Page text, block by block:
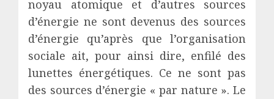
noyau atomique et d’autres sources
d’énergie ne sont devenus des sources
d’énergie qu’après que l’organisation
sociale ait, pour ainsi dire, enfilé des
lunettes énergétiques. Ce ne sont pas
des sources d’énergie « par nature ». Le